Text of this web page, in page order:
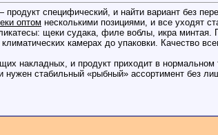
специфический, и найти вариант без
оптом несколькими позициями, и все уходят
щеки судака, филе воблы, икра
камерах до упаковки. Качество
накладных, и продукт приходит в
стабильный «рыбный» ассортимент без